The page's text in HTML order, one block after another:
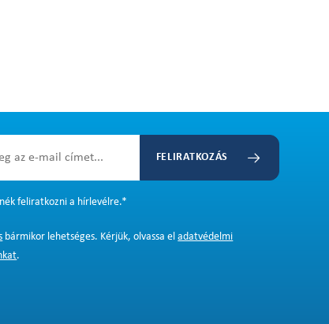
FELIRATKOZÁS
feliratkozni a hírlevélre.*
bármikor lehetséges. Kérjük, olvassa eladatvédelmi
.